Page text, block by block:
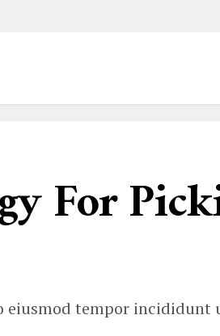
For
tempor incididunt